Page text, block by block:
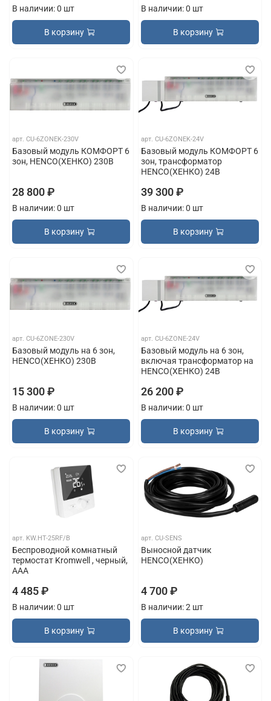
В наличии: 0 шт
В корзину
В наличии: 0 шт
В корзину
арт.CU-6ZONEK-230V
Базовый модуль КОМФОРТ 6
зон, HENCO(ХЕНКО) 230В
28 800 ₽
В наличии: 0 шт
В корзину
арт. CU-6ZONEK-24V
Базовый модуль КОМФОРТ 6
зон, трансформатор
HENCO(ХЕНКО) 24В
39 300 ₽
В наличии: 0 шт
В корзину
арт.CU-6ZONE-230V
Базовый модуль на 6 зон,
HENCO(ХЕНКО) 230В
15 300 ₽
В наличии: 0 шт
В корзину
арт. CU-6ZONE-24V
Базовый модуль на 6 зон,
включая трансформатор на
HENCO(ХЕНКО) 24В
26 200 ₽
В наличии: 0 шт
В корзину
арт. KW.HT-25RF/B
Беспроводной комнатный
термостат Kromwell , черный,
ААА
4 485 ₽
В наличии: 0 шт
В корзину
арт. CU-SENS
Выносной датчик
HENCO(ХЕНКО)
4 700 ₽
В наличии: 2 шт
В корзину